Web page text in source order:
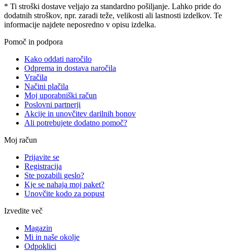
* Ti stroški dostave veljajo za standardno pošiljanje. Lahko pride do
dodatnih stroškov, npr. zaradi teže, velikosti ali lastnosti izdelkov. Te
informacije najdete neposredno v opisu izdelka.
Pomoč in podpora
Kako oddati naročilo
Odprema in dostava naročila
Vračila
Načini plačila
Moj uporabniški račun
Poslovni partnerji
Akcije in unovčitev darilnih bonov
Ali potrebujete dodatno pomoč?
Moj račun
Prijavite se
Registracija
Ste pozabili geslo?
Kje se nahaja moj paket?
Unovčite kodo za popust
Izvedite več
Magazin
Mi in naše okolje
Odpoklici